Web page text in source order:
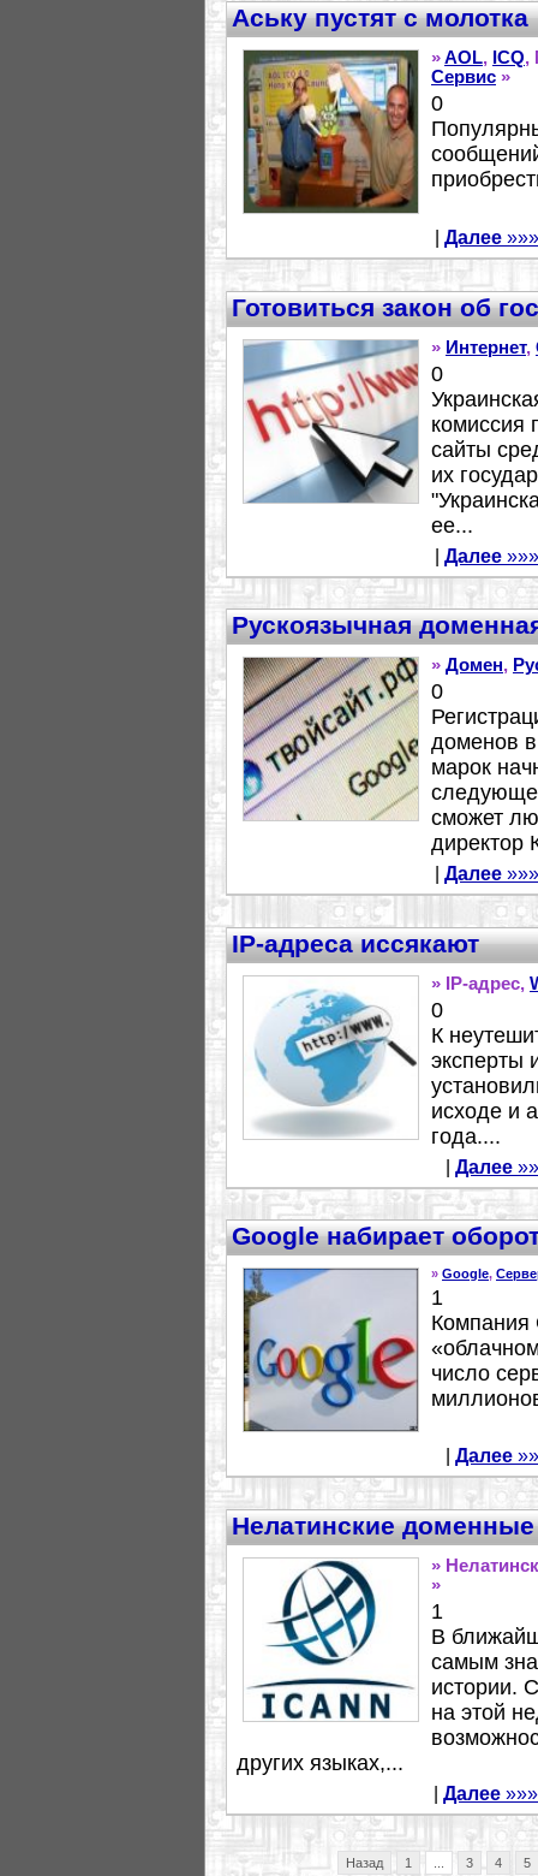
Аську пустят с молотка
»AOL, ICQ,
Сервис »
0
Далее »»»
Готовиться закон об
» Интернет,
0
комиссия
сайты
их
ее...
Далее »»»
Рускоязычная
» Домен,
0
доменов
марок
сможет
директор
Далее »»»
IP-адреса иссякают
» IP-адрес,
0
К
эксперты
исходе и
года....
Далее
Google набирает
» Google,
1
Компания
число
Далее
Нелатинские
»
»
1
В
самым
истории.
на этой
других языках,...
Далее »»»
Назад 1 3 4 5